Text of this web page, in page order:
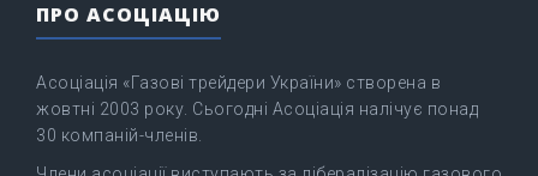
ПРО АСОЦІАЦІЮ
Асоціація «Газові трейдери України» створена в
жовтні 2003 року. Сьогодні Асоціація налічує понад
30 компаній-членів.